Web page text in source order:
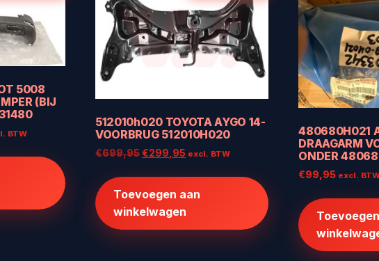
5008
(BIJ
BTW
512010h020 TOYOTA AYGO 14-
VOORBRUG 512010H020
€699,95Oorspronkelijke
€699,95.
€299,95 Huidige
€299,95.
excl. BTW
Toevoegen aan
winkelwagen
480680H021
DRAAGARM
ONDER
€99,95 excl.